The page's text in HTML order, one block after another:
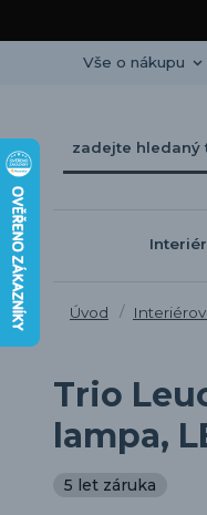
Vše o nákupu
Úvod
Trio
lampa,
5 let záruka